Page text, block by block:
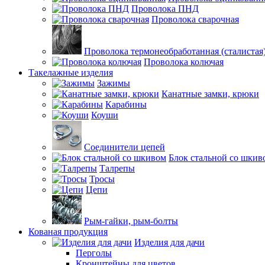
Проволока ПНД
Проволока сварочная
Проволока термонеобработанная
Проволока колючая
Такелажные изделия
Зажимы
Канатные замки, крюки
Карабины
Коуши
Соединители цепей
Блок стальной со
Талрепы
Тросы
Цепи
Рым-гайки, рым-болты
Кованая продукция
Изделия для дачи
Перголы